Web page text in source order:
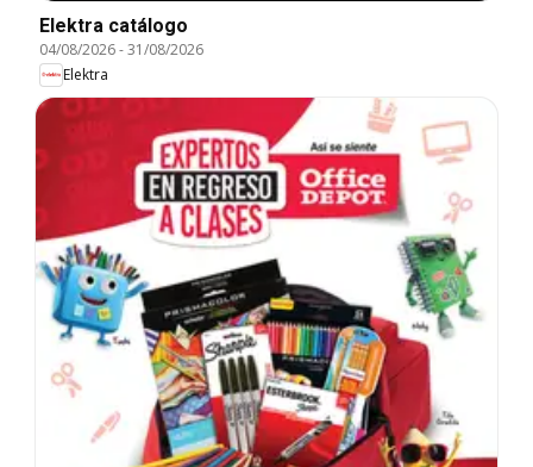
Elektra catálogo
04/08/2026-31/08/2026
Elektra